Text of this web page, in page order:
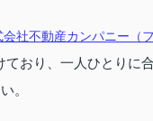
社不動産カンパニー（フ
おり、一人ひとりに
。